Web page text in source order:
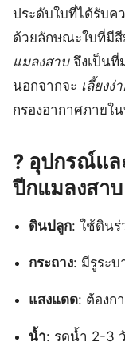
ประดับใบที่ได้รับค
ด้วยลักษณะใบที่มีสี
แมลงสาบจึงเป็นที่
นอกจากจะ เลี้ยงง่
กรองอากาศภายใ
? อุปกรณ์แล
ปีกแมลงสาบ
ดินปลูก: ใช้ดินร่
กระถาง: มีรูระ
แสงแดด: ต้องก
น้ำ: รดน้ำ 2-3